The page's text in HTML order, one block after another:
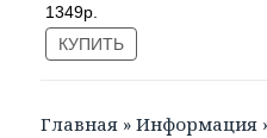
1349р.
КУПИТЬ
Главная »Информация